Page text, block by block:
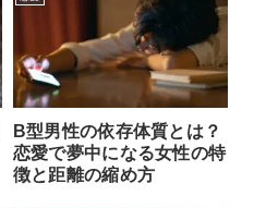
B型男性の依存体質とは？
恋愛で夢中になる女性の特
徴と距離の縮め方